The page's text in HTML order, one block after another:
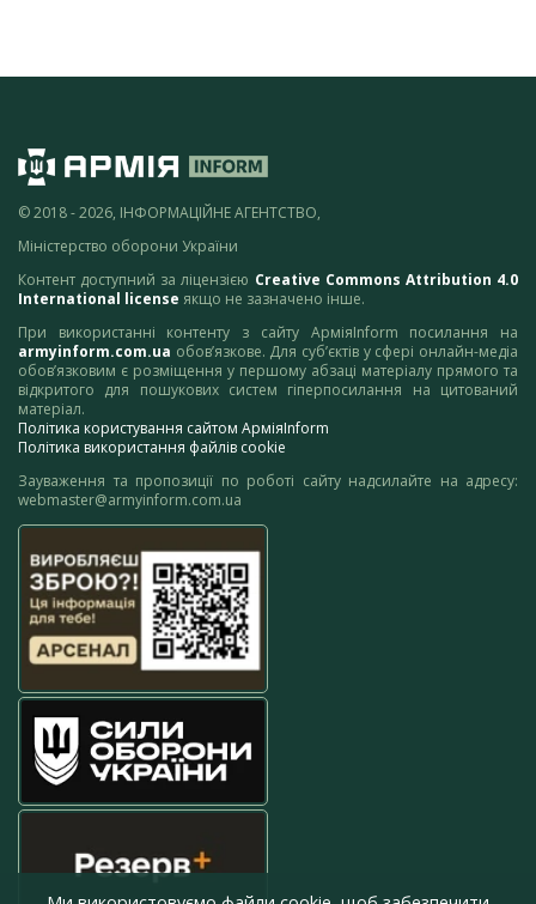
© 2018 - 2026, ІНФОРМАЦІЙНЕ АГЕНТСТВО,
Міністерство оборони України
Контент доступний за ліцензією Creative Commons Attribution 4.0
International license якщо не зазначено інше.
При використанні контенту з сайту АрміяInform посилання на
armyinform.com.ua обов’язкове. Для суб’єктів у сфері онлайн-медіа
обов’язковим є розміщення у першому абзаці матеріалу прямого та
відкритого для пошукових систем гіперпосилання на цитований
матеріал.
Політика користування сайтом АрміяInform
Політика використання файлів cookie
Зауваження та пропозиції по роботі сайту надсилайте на адресу:
webmaster@armyinform.com.ua